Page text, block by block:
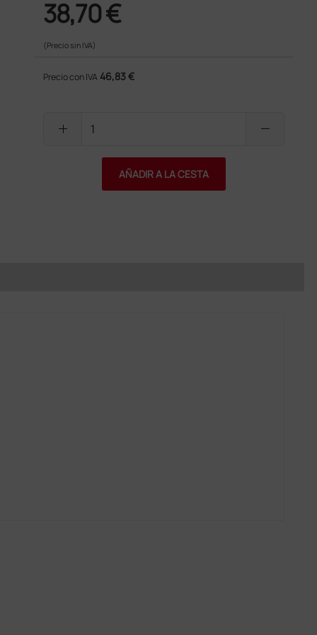
38,70 €
(Precio sin IVA)
Precio con IVA 46,83 €
add remove
AÑADIR A LA CESTA